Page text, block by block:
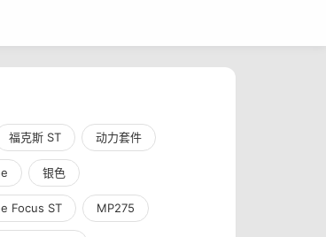
福克斯 ST 动力套件
银色
Focus ST MP275